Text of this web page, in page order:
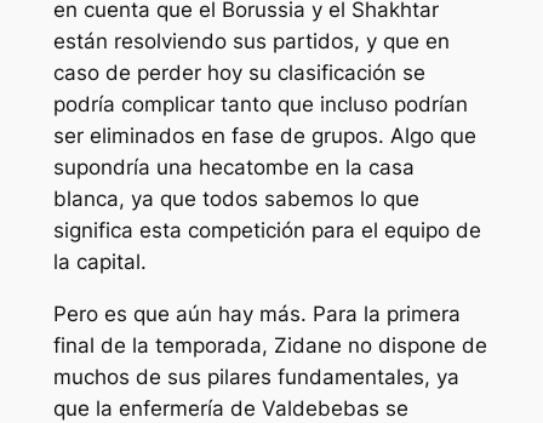
en cuenta que el Borussia y el Shakhtar
están resolviendo sus partidos, y que en
caso de perder hoy su clasificación se
podría complicar tanto que incluso podrían
ser eliminados en fase de grupos. Algo que
supondría una hecatombe en la casa
blanca, ya que todos sabemos lo que
significa esta competición para el equipo de
la capital.
Pero es que aún hay más. Para la primera
final de la temporada, Zidane no dispone de
muchos de sus pilares fundamentales, ya
que la enfermería de Valdebebas se